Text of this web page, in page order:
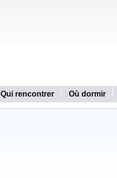
Qui rencontrer Où dormir